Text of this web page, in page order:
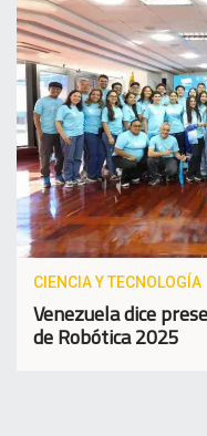
CIENCIA Y TECNOLOGÍA
Venezuela dice
de Robótica 2025